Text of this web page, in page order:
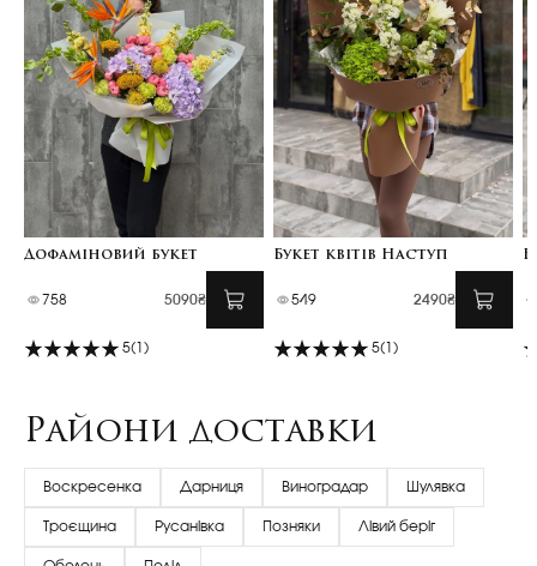
Дофаміновий букет
758 5090₴
5(1)
Букет квітів Наступ
549 2490₴
5(1)
Райони доставки
Воскресенка Дарниця Виноградар Шулявка
Троєщина Русанівка Позняки Лівий беріг